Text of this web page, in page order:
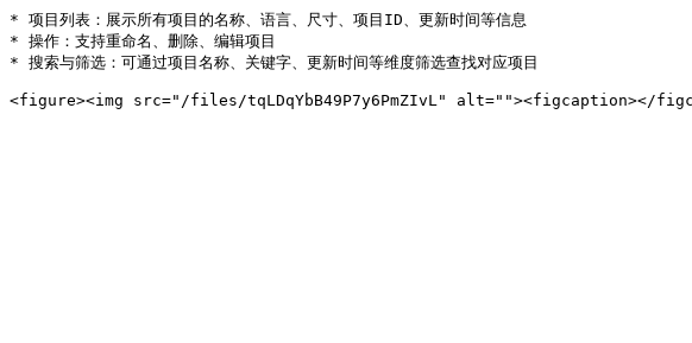
* 项目列表：展示所有项目的名称、语言、尺寸、项目ID、更新时间等信息
* 操作：支持重命名、删除、编辑项目
* 搜索与筛选：可通过项目名称、关键字、更新时间等维度筛选查找对应项目